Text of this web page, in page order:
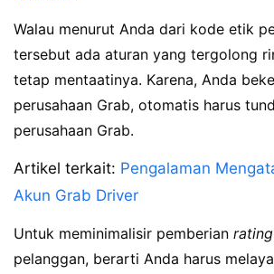
Walau menurut Anda dari kode etik
tersebut ada aturan yang tergolong
tetap mentaatinya. Karena, Anda
perusahaan Grab, otomatis harus
perusahaan Grab.
Artikel terkait: Pengalaman
Akun Grab Driver
Untuk meminimalisir pemberian rating
pelanggan, berarti Anda harus